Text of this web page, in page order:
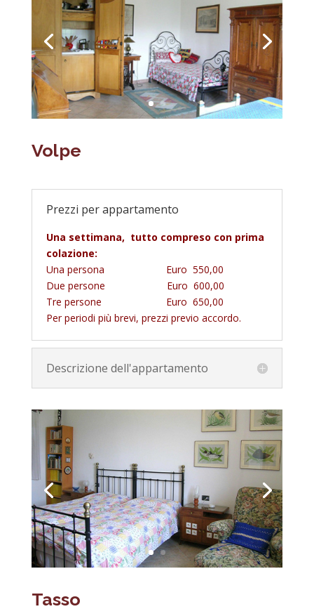
Volpe
Prezzi per appartamento
Una settimana, tutto compreso con prima
colazione:
Una persona Euro 550,00
Due persone Euro 600,00
Tre persone Euro 650,00
Per periodi più brevi, prezzi previo accordo.
Descrizione dell'appartamento
Tasso